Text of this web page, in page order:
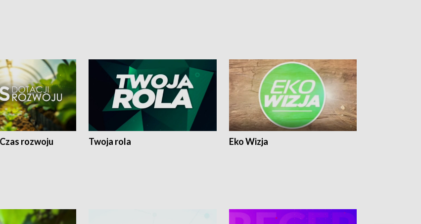
rozwoju Twoja rola Eko Wizja